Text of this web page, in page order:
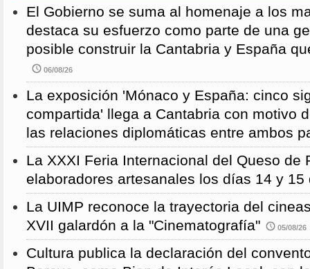
El Gobierno se suma al homenaje a los
destaca su esfuerzo como parte de una
posible construir la Cantabria y España
06/08/26
La exposición 'Mónaco y España: cinco
compartida' llega a Cantabria con motivo
las relaciones diplomáticas entre ambos
La XXXI Feria Internacional del Queso de
elaboradores artesanales los días 14 y 15
La UIMP reconoce la trayectoria del
XVII galardón a la "Cinematografía"
05/08/26
Cultura publica la declaración del